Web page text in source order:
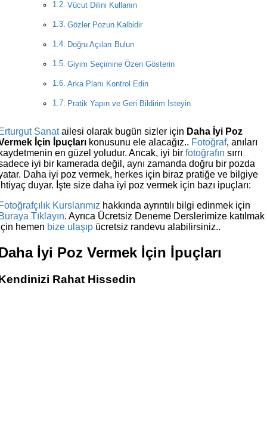
Vücut Dilini Kullanın
Gözler Pozun Kalbidir
Doğru Açıları Bulun
Giyim Seçimine Özen Gösterin
Arka Planı Kontrol Edin
Pratik Yapın ve Geri Bildirim İsteyin
Sanatailesi olarak bugün sizler için Daha İyi Poz
İçin İpuçları konusunu ele alacağız.. Fotoğraf, anıları
en güzel yoludur. Ancak, iyi birfotoğrafın sırrı
iyi bir kamerada değil, aynı zamanda doğru bir pozda
Daha iyi poz vermek, herkes için biraz pratiğe ve bilgiye
duyar. İşte size daha iyi poz vermek için bazı ipuçları:
Kurslarımız hakkında ayrıntılı bilgi edinmek için
Tıklayın. Ayrıca Ücretsiz Deneme Derslerimize katılmak
hemen bize ulaşıp ücretsiz randevu alabilirsiniz..
İyi Poz Vermek İçin İpuçları
Rahat Hissedin